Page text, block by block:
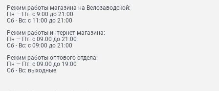
Режим работы магазина на Велозаводской:
Пн — Пт: с 9:00 до 21:00
Сб - Вс: с 11:00 до 21:00
Режим работы интернет-магазина:
Пн — Пт: с 09.00 до 21:00
Сб - Вс: с 09:00 до 21:00
Режим работы оптового отдела:
Пн — Пт: с 09.00 до 19:00
Сб - Вс: выходные